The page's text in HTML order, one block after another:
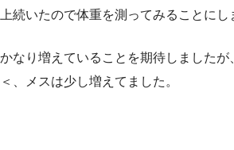
上続いたので体重を測ってみることにし
かなり増えていることを期待しましたが
＜、メスは少し増えてました。